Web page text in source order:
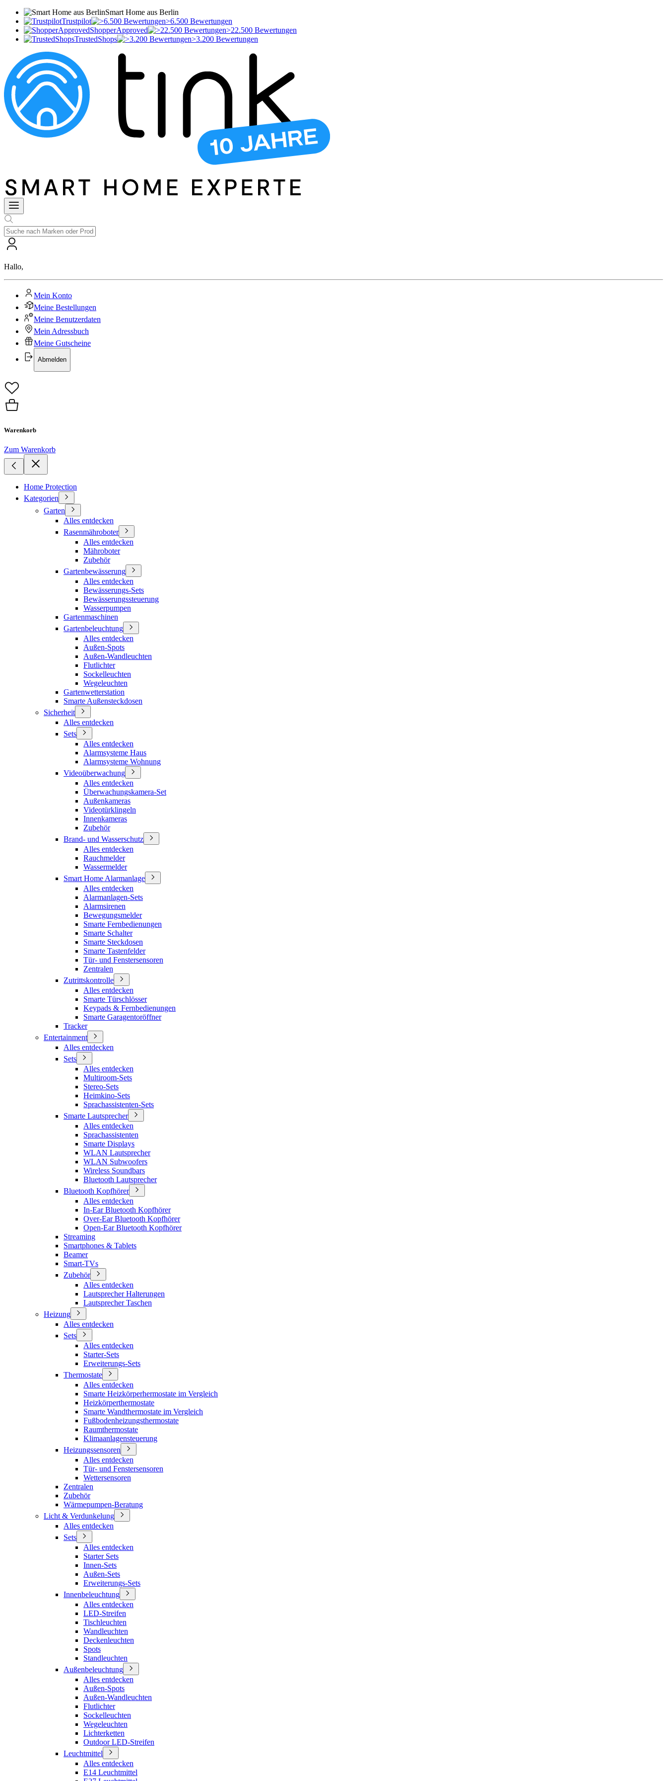
Smart Home aus Berlin
Trustpilot
>6.500 Bewertungen
ShopperApproved
>22.500 Bewertungen
TrustedShops
>3.200 Bewertungen
Hallo,
Mein Konto
Meine Bestellungen
Meine Benutzerdaten
Mein Adressbuch
Meine Gutscheine
Abmelden
Warenkorb
Zum Warenkorb
Home Protection
Kategorien
Garten
Alles entdecken
Rasenmähroboter
Alles entdecken
Mähroboter
Zubehör
Gartenbewässerung
Alles entdecken
Bewässerungs-Sets
Bewässerungssteuerung
Wasserpumpen
Gartenmaschinen
Gartenbeleuchtung
Alles entdecken
Außen-Spots
Außen-Wandleuchten
Flutlichter
Sockelleuchten
Wegeleuchten
Gartenwetterstation
Smarte Außensteckdosen
Sicherheit
Alles entdecken
Sets
Alles entdecken
Alarmsysteme Haus
Alarmsysteme Wohnung
Videoüberwachung
Alles entdecken
Überwachungskamera-Set
Außenkameras
Videotürklingeln
Innenkameras
Zubehör
Brand- und Wasserschutz
Alles entdecken
Rauchmelder
Wassermelder
Smart Home Alarmanlage
Alles entdecken
Alarmanlagen-Sets
Alarmsirenen
Bewegungsmelder
Smarte Fernbedienungen
Smarte Schalter
Smarte Steckdosen
Smarte Tastenfelder
Tür- und Fenstersensoren
Zentralen
Zutrittskontrolle
Alles entdecken
Smarte Türschlösser
Keypads & Fernbedienungen
Smarte Garagentoröffner
Tracker
Entertainment
Alles entdecken
Sets
Alles entdecken
Multiroom-Sets
Stereo-Sets
Heimkino-Sets
Sprachassistenten-Sets
Smarte Lautsprecher
Alles entdecken
Sprachassistenten
Smarte Displays
WLAN Lautsprecher
WLAN Subwoofers
Wireless Soundbars
Bluetooth Lautsprecher
Bluetooth Kopfhörer
Alles entdecken
In-Ear Bluetooth Kopfhörer
Over-Ear Bluetooth Kopfhörer
Open-Ear Bluetooth Kopfhörer
Streaming
Smartphones & Tablets
Beamer
Smart-TVs
Zubehör
Alles entdecken
Lautsprecher Halterungen
Lautsprecher Taschen
Heizung
Alles entdecken
Sets
Alles entdecken
Starter-Sets
Erweiterungs-Sets
Thermostate
Alles entdecken
Smarte Heizkörperhermostate im Vergleich
Heizkörperthermostate
Smarte Wandthermostate im Vergleich
Fußbodenheizungsthermostate
Raumthermostate
Klimaanlagensteuerung
Heizungssensoren
Alles entdecken
Tür- und Fenstersensoren
Wettersensoren
Zentralen
Zubehör
Wärmepumpen-Beratung
Licht & Verdunkelung
Alles entdecken
Sets
Alles entdecken
Starter Sets
Innen-Sets
Außen-Sets
Erweiterungs-Sets
Innenbeleuchtung
Alles entdecken
LED-Streifen
Tischleuchten
Wandleuchten
Deckenleuchten
Spots
Standleuchten
Außenbeleuchtung
Alles entdecken
Außen-Spots
Außen-Wandleuchten
Flutlichter
Sockelleuchten
Wegeleuchten
Lichterketten
Outdoor LED-Streifen
Leuchtmittel
Alles entdecken
E14 Leuchtmittel